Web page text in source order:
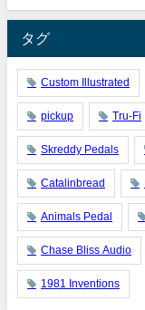
タグ
Custom Illustrated
pickup Tru-Fi
Skreddy Pedals
Catalinbread
Animals Pedal
Chase Bliss Audio
1981 Inventions